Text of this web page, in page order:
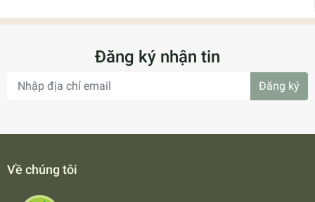
Đăng ký nhận tin
Đăng ký
Về chúng tôi